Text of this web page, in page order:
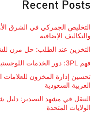
Recent Posts
التخليص الجمركي في الشرق
والتكاليف الإضافية
التخزين عند الطلب: حل مرن
فهم 3PL: دور الخدمات اللوجستية للطرف الثالث في تمكين الشركات
تحسين إدارة المخزون للعلامات
العربية السعودية
التنقل في مشهد التصدير: دليل
الولايات المتحدة